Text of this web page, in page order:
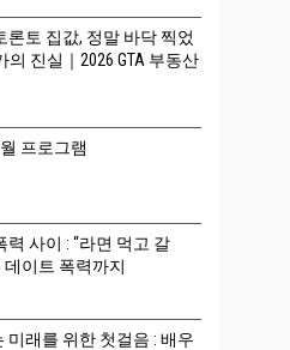
론토 집값, 정말 바닥 찍었
의 진실｜2026 GTA 부동산
프로그램
력 사이 : “라면 먹고 갈
데이트 폭력까지
미래를 위한 첫걸음 : 배우